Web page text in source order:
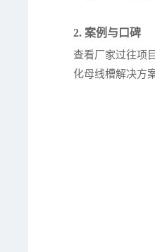
2. 案例与口碑
查看厂家过往项
化母线槽解决方